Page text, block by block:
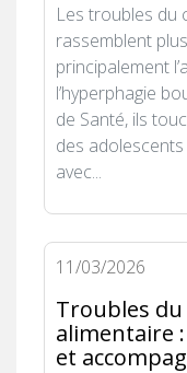
Les troubles du
rassemblent
principalement
l’hyperphagie
de Santé, ils
des
avec...
11/03/2026
Troubles
alimentaire
et